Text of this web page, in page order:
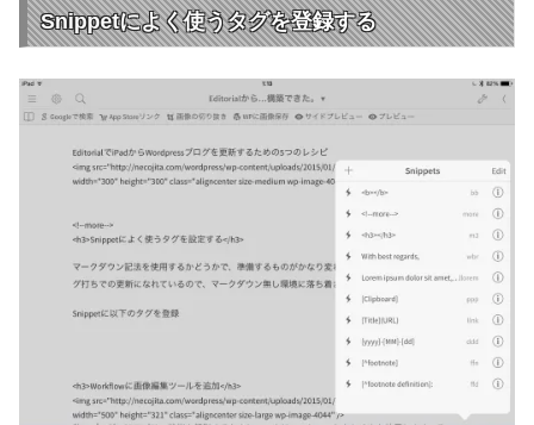
Snippetによく使うタグを登録する